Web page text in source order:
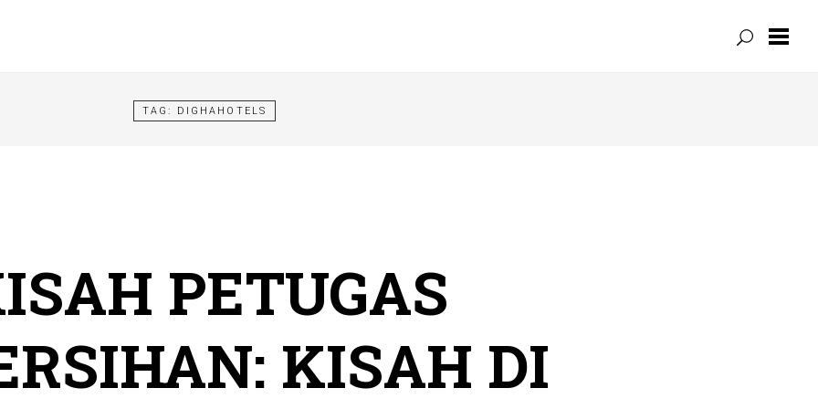
TAG: DIGHAHOTELS
PETUGAS
KISAH DI